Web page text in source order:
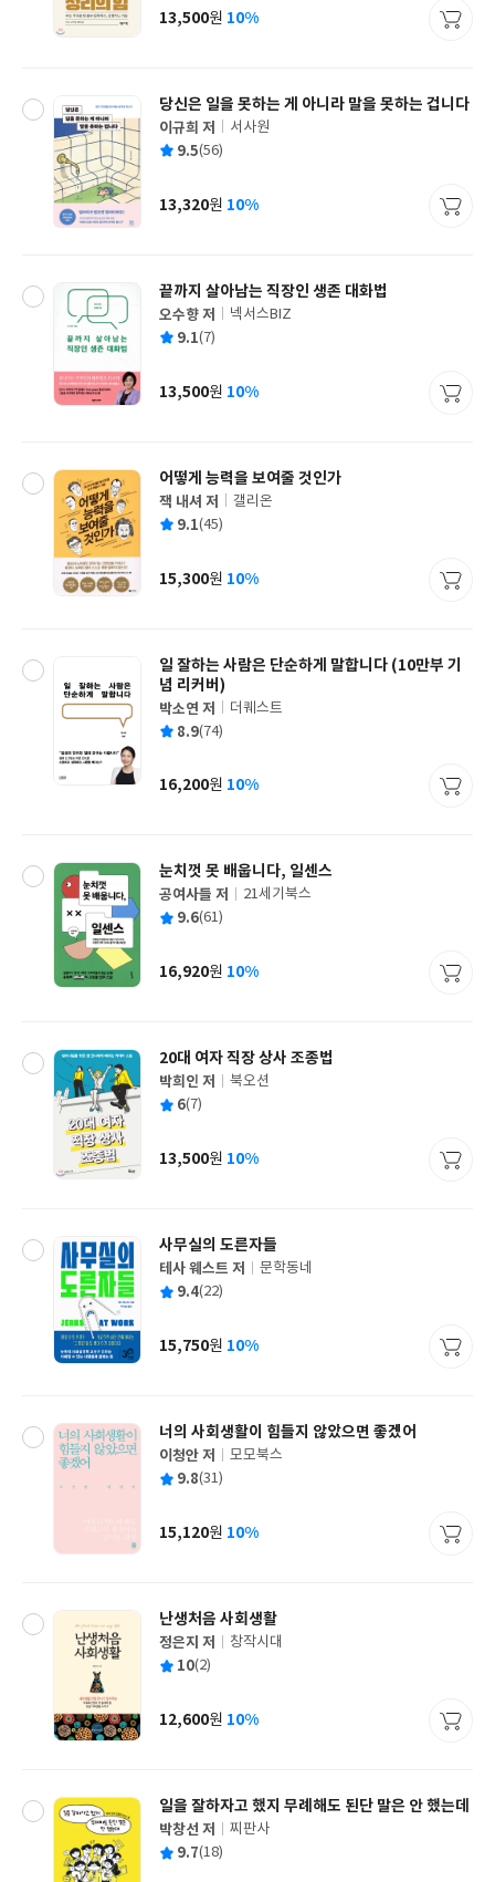
사
가
13,500원 10%
당신은 일을 못하는 게 아니라 말을 못하는 겁니다
글
쓴
이규희 저
출
사
서사원
평 9.5(56)
가
13,320원 10%
끝까지 살아남는 직장인 생존 대화법
글
쓴
오수향 저
출
사
넥서스BIZ
평 9.1(7)
가
13,500원 10%
어떻게 능력을 보여줄 것인가
글
쓴
잭 내셔 저
출
사
갤리온
평 9.1(45)
가
15,300원 10%
일 잘하는 사람은 단순하게 말합니다 (10만부 기
념 리커버)
글
쓴
박소연 저
출
사
더퀘스트
평 8.9(74)
가
16,200원 10%
눈치껏 못 배웁니다, 일센스
글
쓴
공여사들 저
출
사
21세기북스
평 9.6(61)
가
16,920원 10%
20대 여자 직장 상사 조종법
글
쓴
박희인 저
출
사
북오션
평 6(7)
가
13,500원 10%
사무실의 도른자들
글
쓴
테사 웨스트 저
출
사
문학동네
평 9.4(22)
가
15,750원 10%
너의 사회생활이 힘들지 않았으면 좋겠어
글
쓴
이청안 저
출
사
모모북스
평 9.8(31)
가
15,120원 10%
난생처음 사회생활
글
쓴
정은지 저
출
사
창작시대
평 10(2)
가
12,600원 10%
일을 잘하자고 했지 무례해도 된단 말은 안 했는데
글
쓴
박창선 저
출
찌판사
평 9.7(18)